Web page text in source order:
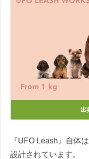
出
『UFO Leash』自体
設計されています。